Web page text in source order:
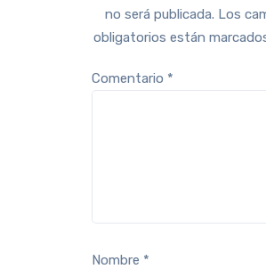
no será publicada. Los
obligatorios están
Comentario *
Nombre *